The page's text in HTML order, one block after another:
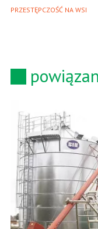
PRZESTĘPCZOŚĆ NA WSI